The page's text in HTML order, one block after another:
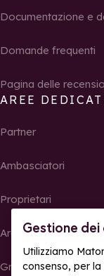
Gestione
Utilizziamo
consenso, per
Documentazione e
Domande frequenti
Pagina delle
AREE
Partner
Ambasciatori
Proprietari
Area Stampa
Gruppi, seminari e